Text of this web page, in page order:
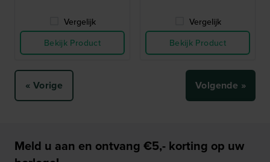
Vergelijk
Bekijk Product
Vergelijk
Bekijk Product
« Vorige Volgende »
Meld u aan en ontvang €5,- korting op uw